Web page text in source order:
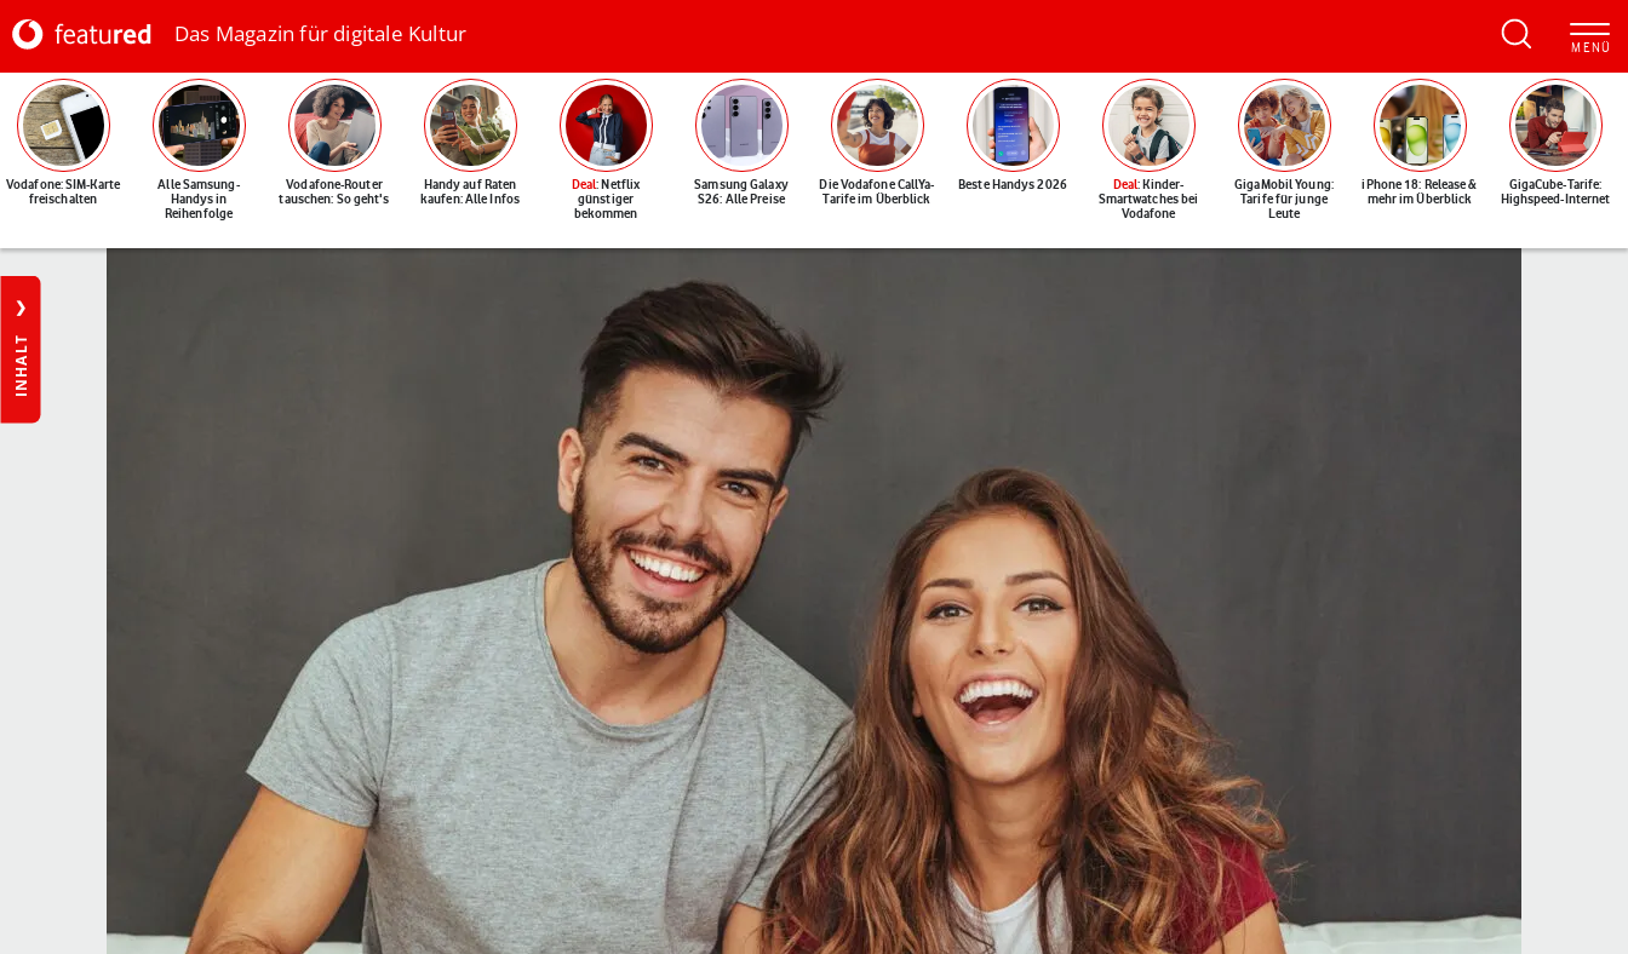
Das Magazin für digitale Kultur
Vodafone: SIM-Karte
freischalten
Alle Samsung-
Handys in
Reihenfolge
Vodafone-Router
tauschen: So geht's
Handy auf Raten
kaufen: Alle Infos
Deal: Netflix
günstiger
bekommen
Samsung Galaxy
S26: Alle Preise
Die Vodafone CallYa-
Tarife im Überblick
Beste Handys 2026 Deal: Kinder-
Smartwatches bei
Vodafone
GigaMobil Young:
Tarife für junge
Leute
iPhone 18: Release &
mehr im Überblick
GigaCube-Tarife:
Highspeed-Internet
INHALT